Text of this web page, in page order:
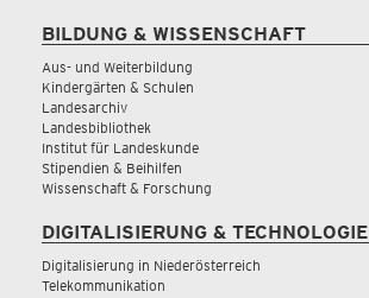
BILDUNG & WISSENSCHAFT
Aus- und Weiterbildung
Kindergärten & Schulen
Landesarchiv
Landesbibliothek
Institut für Landeskunde
Stipendien & Beihilfen
Wissenschaft & Forschung
DIGITALISIERUNG & TECHNOLOGIE
Digitalisierung in Niederösterreich
Telekommunikation